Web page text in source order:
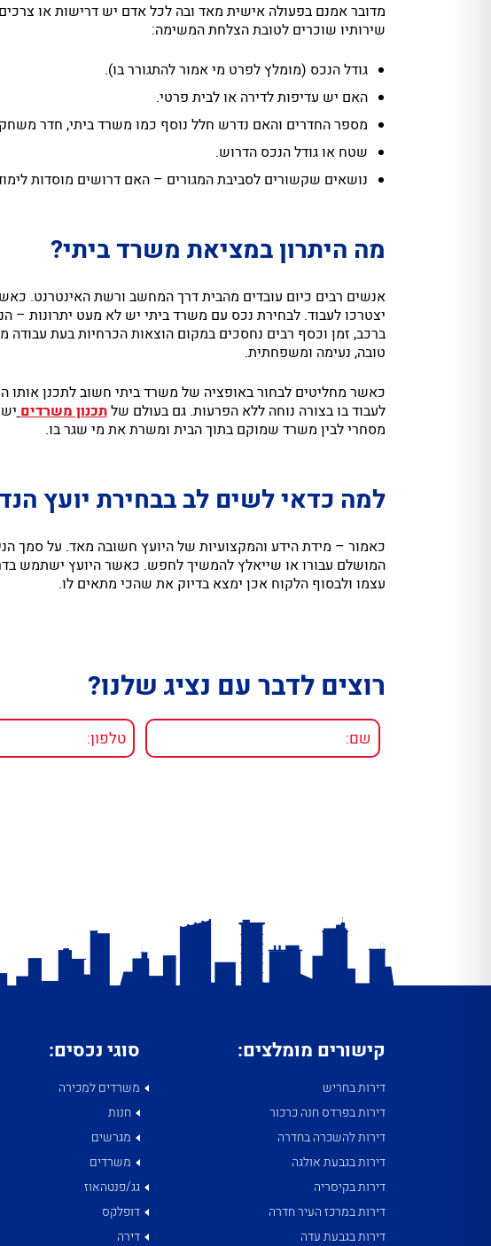
מדובר אמנם בפעולה אישית מאד ובה לכל אדם יש דרישות או
שירותיו שוכרים לטובת הצלחת המשימה:
גודל הנכס (מומלץ לפרט מי אמור להתגורר בו).
האם יש עדיפות לדירה או לבית פרטי.
מספר החדרים והאם נדרש חלל נוסף כמו משרד ביתי, חדר
שטח או גודל הנכס הדרוש.
נושאים שקשורים לסביבת המגורים – האם דרושים מוסדות
מה היתרון במציאת משרד ביתי?
אנשים רבים כיום עובדים מהבית דרך המחשב ורשת האינטרנט.
יצטרכו לעבוד. לבחירת נכס עם משרד ביתי יש לא מעט יתרונות –
ברכב, זמן וכסף רבים נחסכים במקום הוצאות הכרחיות בעת
טובה, נעימה ומשפחתית.
כאשר מחליטים לבחור באופציה של משרד ביתי חשוב לתכנן אותו
לעבוד בו בצורה נוחה ללא הפרעות. גם בעולם שלתכנון משרדים
מסחרי לבין משרד שמוקם בתוך הבית ומשרת את מי שגר בו.
למה כדאי לשים לב בבחירת יועץ
כאמור – מידת הידע והמקצועיות של היועץ חשובה מאד. על סמך
המושלם עבורו או שייאלץ להמשיך לחפש. כאשר היועץ ישתמש
עצמו ולבסוף הלקוח אכן ימצא בדיוק את שהכי מתאים לו.
רוצים לדבר עם נציג שלנו?
קישורים מומלצים:
דירות בחריש
דירות בפרדס חנה כרכור
דירות להשכרה בחדרה
דירות בגבעת אולגה
דירות בקיסריה
דירות במרכז העיר חדרה
דירות בגבעת עדה
סוגי נכסים:
משרדים למכירה
חנות
מגרשים
משרדים
גג/פנטהאוז
דופלקס
דירה